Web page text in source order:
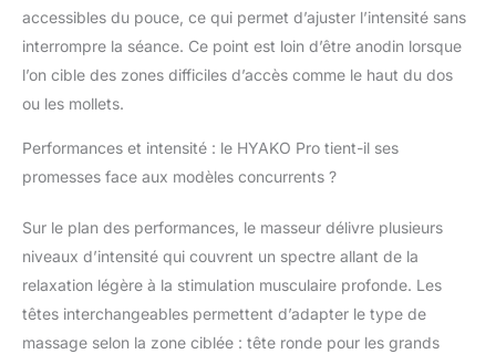
accessibles du pouce, ce qui permet d’ajuster l’intensité sans
interrompre la séance. Ce point est loin d’être anodin lorsque
l’on cible des zones difficiles d’accès comme le haut du dos
ou les mollets.
Performances et intensité : le HYAKO Pro tient-il ses
promesses face aux modèles concurrents ?
Sur le plan des performances, le masseur délivre plusieurs
niveaux d’intensité qui couvrent un spectre allant de la
relaxation légère à la stimulation musculaire profonde. Les
têtes interchangeables permettent d’adapter le type de
massage selon la zone ciblée : tête ronde pour les grands